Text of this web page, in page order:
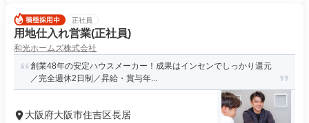
正社員
用地仕入れ営業(正社員)
和光ホームズ株式会社
創業48年の安定ハウスメーカー！成果はインセンでしっかり還元
／完全週休2日制／昇給・賞与年...
大阪府大阪市住吉区長居